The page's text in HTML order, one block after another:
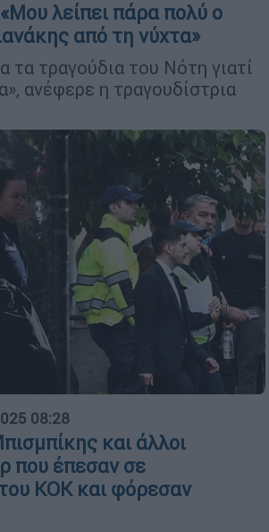
λείπει πάρα πολύ ο
από τη νύχτα»
τα τραγούδια του Νότη γιατί
ανέφερε η τραγουδίστρια
08:28
και άλλοι
που έπεσαν σε
ΚΟΚ και φόρεσαν